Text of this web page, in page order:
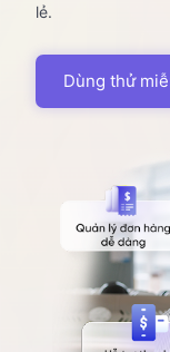
lẻ.
Dùng thử